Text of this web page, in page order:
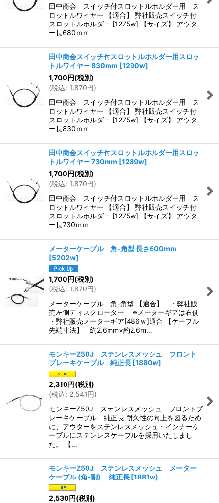
田中商会 スイッチ付スロットルホルダー用 ス
ロットルワイヤー 【適合】 弊社販売スイッチ付
スロットルホルダー [1275w] 【サイズ】 アウタ
ー長680ｍｍ
田中商会スイッチ付スロットルホルダー用スロッ
トルワイヤー 830mm [1290w]
1,700円(税別)
(税込: 1,870円)
田中商会 スイッチ付スロットルホルダー用 ス
ロットルワイヤー 【適合】 弊社販売スイッチ付
スロットルホルダー [1275w] 【サイズ】 アウタ
ー長830ｍｍ
田中商会スイッチ付スロットルホルダー用スロッ
トルワイヤー 730mm [1289w]
1,700円(税別)
(税込: 1,870円)
田中商会 スイッチ付スロットルホルダー用 ス
ロットルワイヤー 【適合】 弊社販売スイッチ付
スロットルホルダー [1275w] 【サイズ】 アウタ
ー長730ｍｍ
メーターケーブル 角-角型 長さ600mm
[5202w]
1,700円(税別)
(税込: 1,870円)
メーターケーブル 角-角型 【適合】 ・弊社販
売左側ディスクローター ※メーターギアは右側
・弊社販売メーターギア[486ｗ]適合 【ケーブル
先端寸法】 約2.6mm×約2.6m…
モンキーZ50J ステンレスメッシュ フロント
ブレーキケーブル 純正長 [1880w]
2,310円(税別)
(税込: 2,541円)
モンキーZ50J ステンレスメッシュ フロントブ
レーキケーブル 純正長 耐久性の向上を図るため
に、アウターをステンレスメッシュ・インナーケ
ーブルにステンレスケーブルを採用いたしまし
た。 【…
モンキーZ50J ステンレスメッシュ メーター
ケーブル (角-割) 純正長 [1881w]
2,530円(税別)